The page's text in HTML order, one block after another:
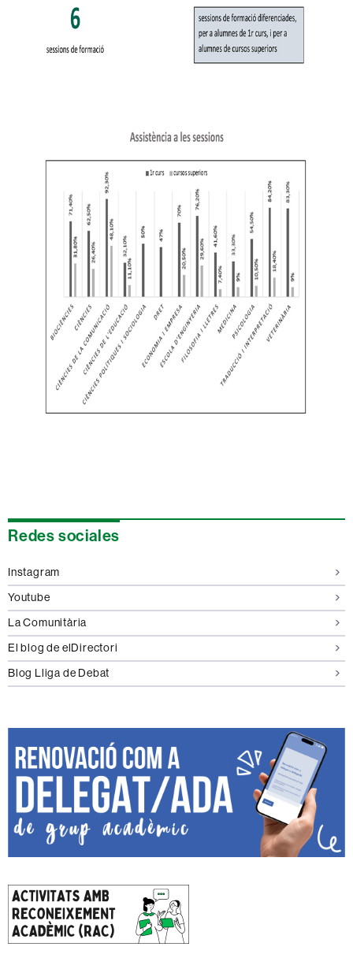
Información
Redes sociales
Instagram
Youtube
La Comunitària
El blog de elDirectori
Blog Lliga de Debat